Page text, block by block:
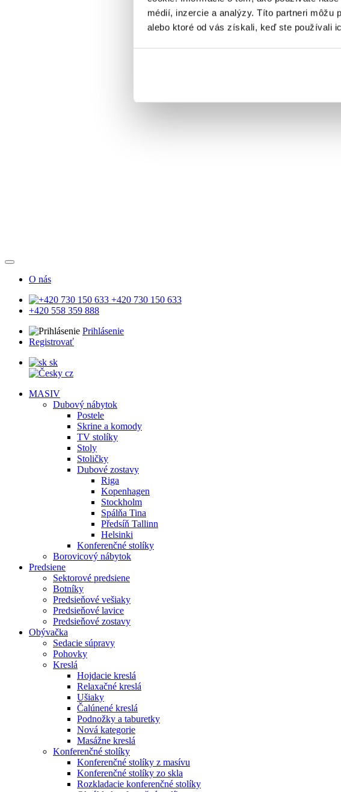
médií, inzercie a analýzy. Títo partneri
alebo ktoré od vás získali, keď ste používali
O nás
+420 730 150 633
+420 558 359 888
Prihlásenie
Registrovať
sk
cz
MASIV
Dubový nábytok
Postele
Skrine a komody
TV stolíky
Stoly
Stoličky
Dubové zostavy
Riga
Kopenhagen
Stockholm
Spálňa Tina
Předsíň Tallinn
Helsinki
Konferenčné stolíky
Borovicový nábytok
Predsiene
Sektorové predsiene
Botníky
Predsieňové vešiaky
Predsieňové lavice
Predsieňové zostavy
Obývačka
Sedacie súpravy
Pohovky
Kreslá
Hojdacie kreslá
Relaxačné kreslá
Ušiaky
Čalúnené kreslá
Podnožky a taburetky
Nová kategorie
Masážne kreslá
Konferenčné stolíky
Konferenčné stolíky z masívu
Konferenčné stolíky zo skla
Rozkladacie konferenčné stolíky